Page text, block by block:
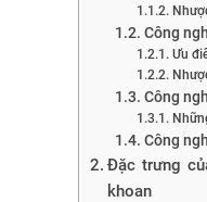
Công
Ưu
Công
Công
Đặc trưng
khoan